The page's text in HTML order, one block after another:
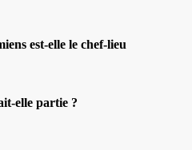
est-elle le chef-lieu
elle partie ?